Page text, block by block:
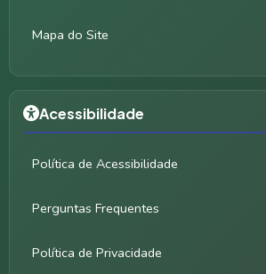
Mapa do Site
Acessibilidade
Política de Acessibilidade
Perguntas Frequentes
Política de Privacidade